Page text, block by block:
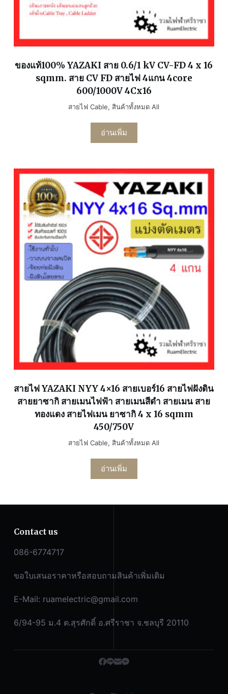
ของแท้100% YAZAKI สาย 0.6/1 kV CV-FD 4 x 16
sqmm. สาย CV FD สายไฟ 4แกน 4core
600/1000V 4Cx16
สายไฟ Cable, สินค้าทั้งหมด All
อ่านเพิ่ม
สายไฟ YAZAKI NYY 4×16 สายเบอร์16 สายไฟฝังดิน
สายยาซากิ สายเมนไฟฟ้า สายเมนสีดำ สายเมน สาย
ทองแดง สายไฟเมน ยาซากิ 4 x 16 sqmm
450/750V
สายไฟ Cable, สินค้าทั้งหมด All
อ่านเพิ่ม
Contact us
086-6774717
ขอใบเสนอราคาหรือสอบถามสินค้าเพิ่มเติม
E-Mail: ruamelectric@gmail.com
6/94-95 ม.4 ต.สุรศักดิ์ อ.ศรีราชา จ.ชลบุรี 20110